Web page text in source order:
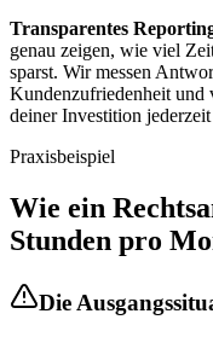
Transparentes
genau zeigen, wie viel
sparst. Wir messen
Kundenzufriedenheit und
deiner Investition
Praxisbeispiel
Wie ein
Stunden pro
Die